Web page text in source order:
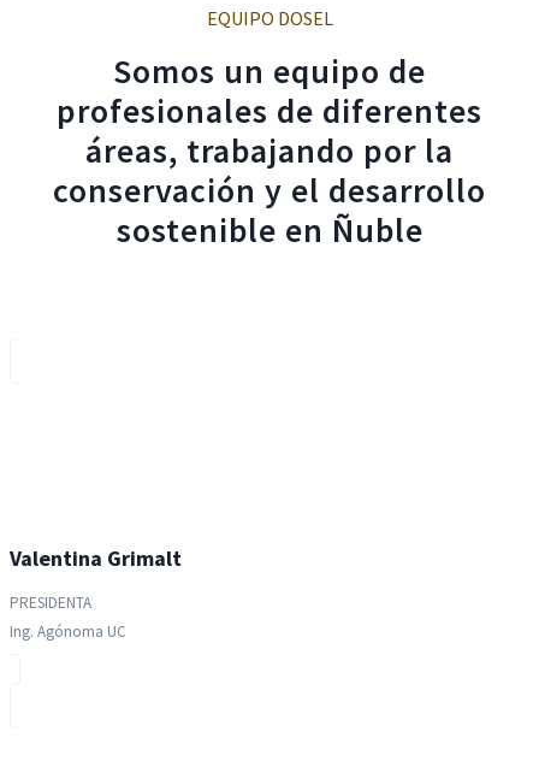
EQUIPO DOSEL
Somos un equipo de
profesionales de diferentes
áreas, trabajando por la
conservación y el desarrollo
sostenible en Ñuble
Valentina Grimalt
PRESIDENTA
Ing. Agónoma UC